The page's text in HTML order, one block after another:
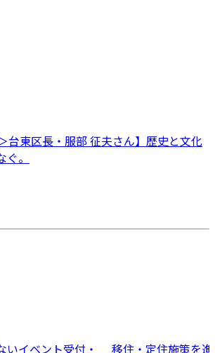
台東区長・服部 征夫さん】歴史と文化
。
イベント受付・
移住・定住施策を